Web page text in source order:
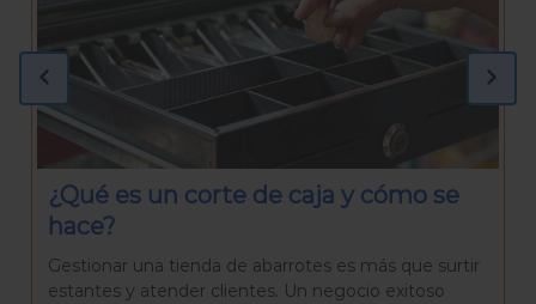
¿Qué necesitas para preparar una
Rosca de Reyes casera?
La Rosca de Reyes es mucho más que un pan
delicioso. Es una tradición que reúne a familiares y